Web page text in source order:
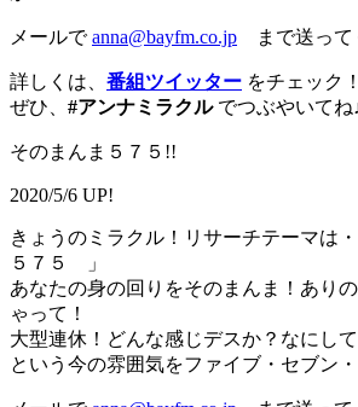
メールでanna@bayfm.co.jp まで送って
詳しくは、 番組ツイッター をチェック
ぜひ、 #アンナミラクルでつぶやいてね
そのまんま５７５!!
2020/5/6 UP!
きょうのミラクル！リサーチテーマは
５７５ 」
あなたの身の回りをそのまんま！あり
ゃって！
大型連休！どんな感じデスか？なにし
という今の雰囲気をファイブ・セブン・